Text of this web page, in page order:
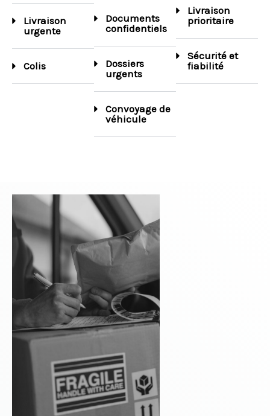
Livraison
urgente
Colis
Documents
confidentiels
Dossiers
urgents
Convoyage de
véhicule
Livraison
prioritaire
Sécurité et
fiabilité